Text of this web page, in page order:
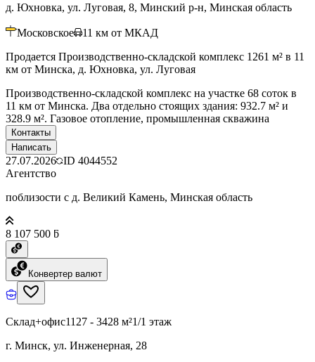
д. Юхновка, ул. Луговая, 8, Минский р-н, Минская область
Московское 11 км от МКАД
Продается Производственно-складской комплекс 1261 м² в 11
км от Минска, д. Юхновка, ул. Луговая
Производственно-складской комплекс на участке 68 соток в
11 км от Минска. Два отдельно стоящих здания: 932.7 м² и
328.9 м². Газовое отопление, промышленная скважина
Контакты
Написать
27.07.2026 ID 4044552
Агентство
поблизости с д. Великий Камень, Минская область
8 107 500 ƃ
Конвертер валют
Склад+офис1127 - 3428 м²1/1 этаж
г. Минск, ул. Инженерная, 28